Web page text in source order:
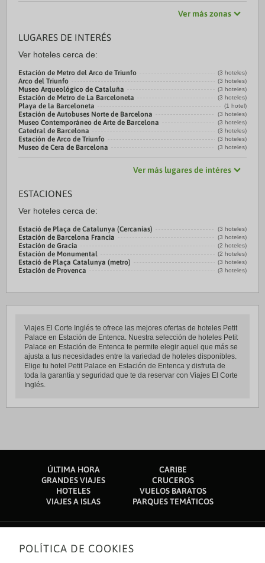
Ver más zonas
LUGARES DE INTERÉS
Ver hoteles cerca de:
Estación de Metro del Arco de Triunfo (3 hoteles)
Arco del Triunfo (3 hoteles)
Museo Arqueológico de Cataluña (3 hoteles)
Estación de Metro de La Barceloneta (3 hoteles)
Playa de la Barceloneta (1 hotel)
Estación de Autobuses Norte de Barcelona (3 hoteles)
Museo Contemporáneo de Arte de Barcelona (3 hoteles)
Catedral de Barcelona (3 hoteles)
Estación de Arco de Triunfo (3 hoteles)
Museo de Cera de Barcelona (3 hoteles)
Ver más lugares de intéres
ESTACIONES
Ver hoteles cerca de:
Estació de Plaça de Catalunya (Cercanias) (3 hoteles)
Estación de Barcelona Francia (3 hoteles)
Estación de Gracia (2 hoteles)
Estación de Monumental (2 hoteles)
Estació de Plaça Catalunya (metro) (3 hoteles)
Estación de Provenca (3 hoteles)
Viajes El Corte Inglés te ofrece las mejores ofertas de hoteles Petit
Palace en Estación de Entenca. Nuestra selección de hoteles Petit
Palace en Estación de Entenca te permite elegir aquel que más se
ajusta a tus necesidades entre la variedad de hoteles disponibles.
Elige tu hotel Petit Palace en Estación de Entenca y disfruta de
toda la garantía y seguridad que te da reservar con Viajes El Corte
Inglés.
ÚLTIMA HORA
CARIBE
GRANDES VIAJES
CRUCEROS
HOTELES
VUELOS BARATOS
VIAJES A ISLAS
PARQUES TEMÁTICOS
Sobre nosotros
POLÍTICA DE COOKIES